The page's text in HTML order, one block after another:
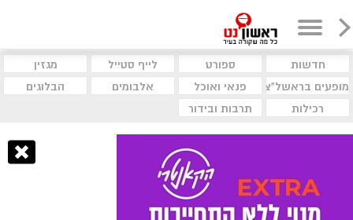
חדשות ספורט לייף סטייל
מגזין
מופעים בראשל"צ
פנאי ואוכל אלבומים
הבלוגים
רכילות
תרבות ובידור